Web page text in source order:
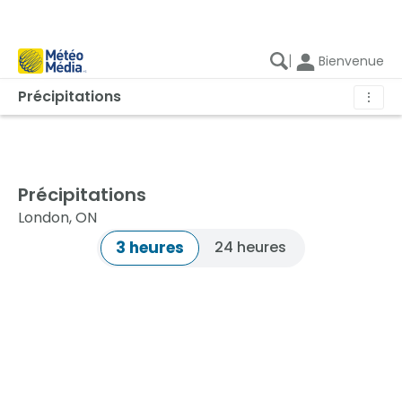
| Bienvenue
Précipitations ⋮
Précipitations
London, ON
3 heures 24 heures